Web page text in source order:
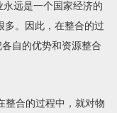
永远是一个国家经济的
多。因此，在整合的过
自的优势和资源整合
合的过程中，就对物